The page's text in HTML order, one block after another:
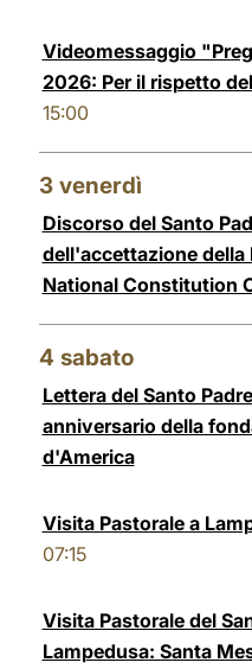
Videomessaggio
2026: Per il rispetto
15:00
3 venerdì
Discorso del Santo
dell'accettazione
National Constitution
4 sabato
Lettera del Santo
anniversario della
d'America
Visita Pastorale a
07:15
Visita Pastorale del
Lampedusa: Santa